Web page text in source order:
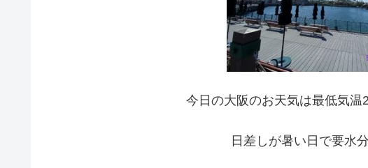
今日の大阪のお天気は最低気
日差しが暑い日で要水